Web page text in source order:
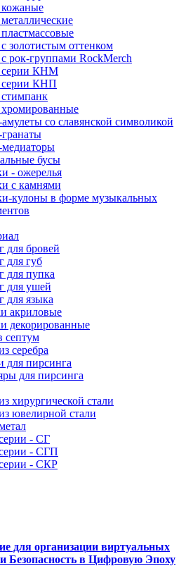
золотистым оттенком
рок-группами RockMerch
серии КНМ
КНП
со славянской символикой
бусы
- ожерелья
с камнями
кулоны в форме музыкальных
для бровей
для губ
для пупка
для ушей
для языка
акриловые
декорированные
септум
серебра
для пирсинга
для пирсинга
хирургической стали
ювелирной стали
- СГ
- СГП
- СКР
для организации виртуальных
Безопасность в Цифровую Эпоху